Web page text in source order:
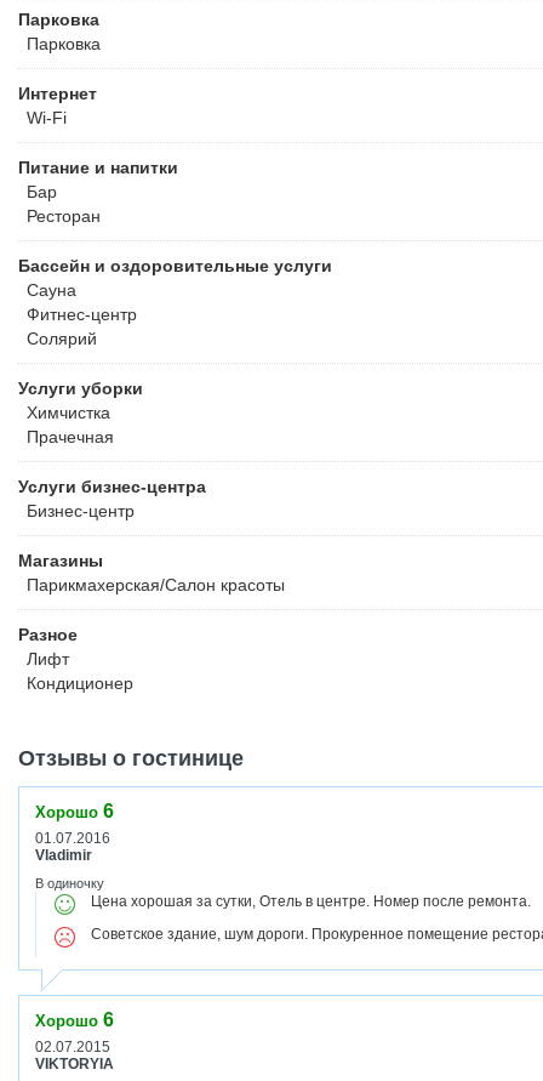
Парковка
Парковка
Интернет
Wi-Fi
Питание и напитки
Бар
Ресторан
Бассейн и оздоровительные услуги
Сауна
Фитнес-центр
Солярий
Услуги уборки
Химчистка
Прачечная
Услуги бизнес-центра
Бизнес-центр
Магазины
Парикмахерская/Салон красоты
Разное
Лифт
Кондиционер
Отзывы о гостинице
Хорошо 6
01.07.2016
Vladimir
В одиночку
Цена хорошая за сутки, Отель в центре. Номер после ремонта.
Советское здание, шум дороги. Прокуренное помещение
Хорошо 6
02.07.2015
VIKTORYIA